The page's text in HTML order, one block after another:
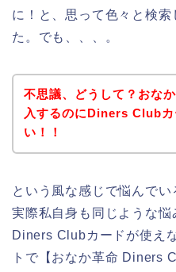
に！と、思って色々と検
た。でも、、、。
不思議、どうして？おな
入するのにDiners Clubカ
い！！
という風な感じで悩んで
実際私自身も同じような悩
Diners Clubカードが使え
トで【おなか革命 Diners